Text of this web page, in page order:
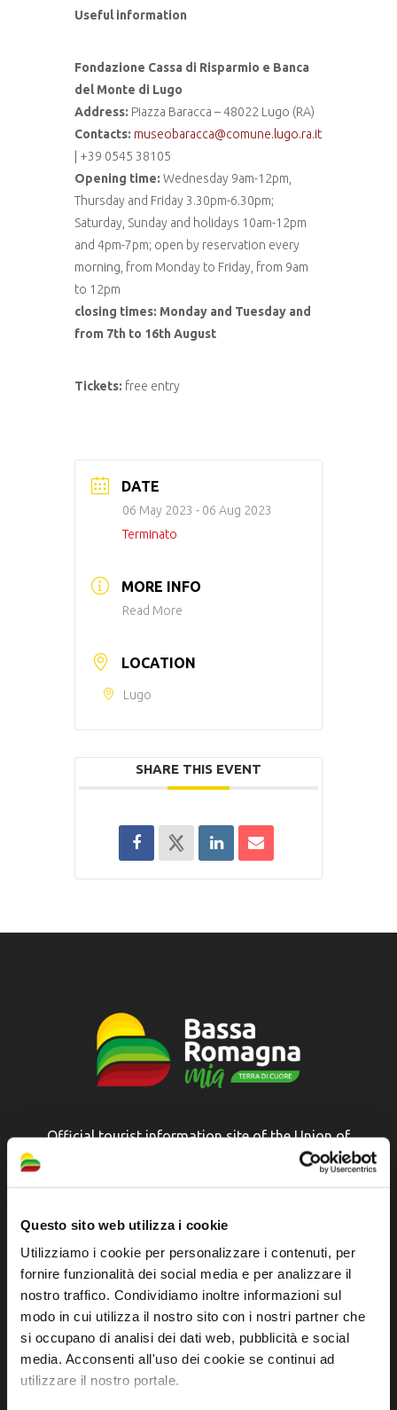
Questo sito web utilizza i cookie
Utilizziamo i cookie per personalizzare i contenuti, per
fornire funzionalità dei social media e per analizzare il
nostro traffico. Condividiamo inoltre informazioni sul
modo in cui utilizza il nostro sito con i nostri partner che
si occupano di analisi dei dati web, pubblicità e social
media. Acconsenti all'uso dei cookie se continui ad
utilizzare il nostro portale.
Useful information
Fondazione Cassa di Risparmio e Banca
del Monte di Lugo
Address: Piazza Baracca – 48022 Lugo (RA)
Contacts: museobaracca@comune.lugo.ra.it
| +39 0545 38105
Opening time: Wednesday 9am-12pm,
Thursday and Friday 3.30pm-6.30pm;
Saturday, Sunday and holidays 10am-12pm
and 4pm-7pm; open by reservation every
morning, from Monday to Friday, from 9am
to 12pm
closing times: Monday and Tuesday and
from 7th to 16th August
Tickets: free entry
DATE
06 May 2023 - 06 Aug 2023
Terminato
MORE INFO
Read More
LOCATION
Lugo
SHARE THIS EVENT
Official tourist information site of the Union of
Municipalities of Bassa Romagna
48012 Bagnacavallo (RA)
Tel. +39 0545 280898
turismo@unione.labassaromagna.it
P.IVA e Cod. Fiscale 02291370399
P.E.C. pg.unione.labassaromagna.it@legalmail.it